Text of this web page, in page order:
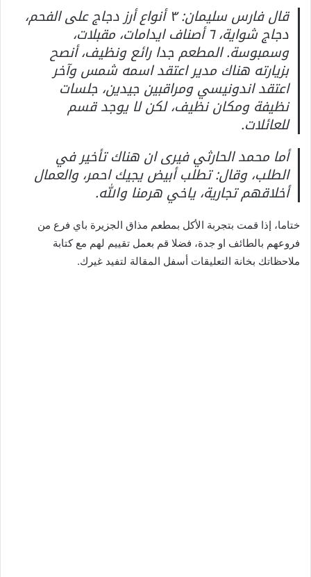
قال فارس سليمان: ٣ أنواع أرز دجاج على الفحم،
دجاج شواية، ٦ أصناف ايدامات، مقبلات،
وسمبوسة. المطعم جدا رائع ونظيف، أنصح
بزيارته هناك مدير اعتقد اسمه شمس وآخر
اعتقد اندونيسي ومراقبين جيدين، جلسات
نظيفة ومكان نظيف، لكن لا يوجد قسم
للعائلات.
أما محمد الحارثي فيرى ان هناك تأخير في
الطلب، وقال: تطلب أبيض يجيك احمر، والعمال
أخلاقهم تجارية، ياخي هرمنا والله.
ختاما، إذا قمت بتجربة الأكل بمطعم مذاق الجزيرة باي فرع من
فروعهم بالطائف او جدة، فضلا قم بعمل تقييم لهم مع كتابة
ملاحظاتك بخانة التعليقات أسفل المقالة لتفيد غيرك.